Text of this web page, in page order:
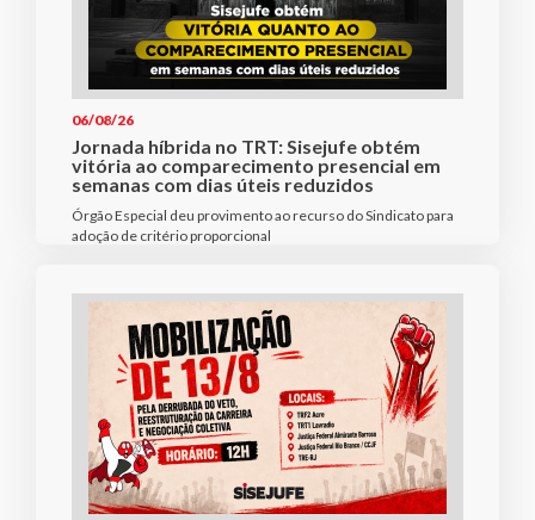
06/08/26
Jornada híbrida no TRT: Sisejufe obtém
vitória ao comparecimento presencial em
semanas com dias úteis reduzidos
Órgão Especial deu provimento ao recurso do Sindicato para
adoção de critério proporcional